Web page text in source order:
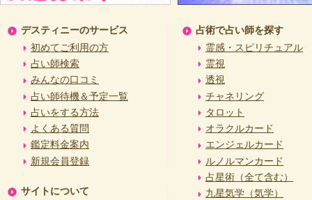
デスティニーのサービス
初めてご利用の方
占い師検索
みんなの口コミ
占い師待機＆予定一覧
占いをする方法
よくある質問
鑑定料金案内
新規会員登録
サイトについて
占術で占い師を探す
霊感・スピリチュアル
霊視
透視
チャネリング
タロット
オラクルカード
エンジェルカード
ルノルマンカード
占星術（全て含む）
九星気学（気学）